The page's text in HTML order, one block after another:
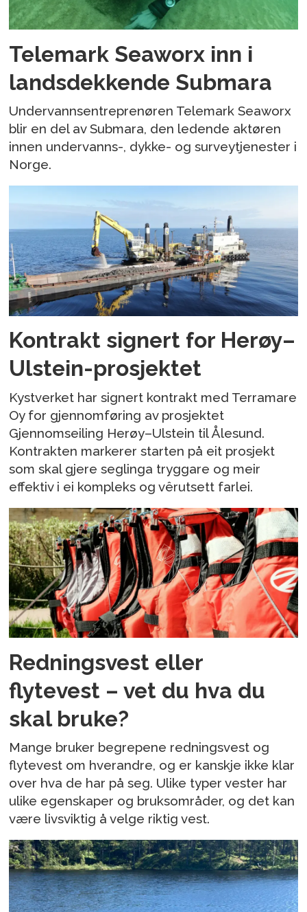
Telemark Seaworx inn i
landsdekkende Submara
Undervannsentreprenøren Telemark Seaworx
blir en del av Submara, den ledende aktøren
innen undervanns-, dykke- og surveytjenester i
Norge.
Kontrakt signert for Herøy–
Ulstein-prosjektet
Kystverket har signert kontrakt med Terramare
Oy for gjennomføring av prosjektet
Gjennomseiling Herøy–Ulstein til Ålesund.
Kontrakten markerer starten på eit prosjekt
som skal gjere seglinga tryggare og meir
effektiv i ei kompleks og vêrutsett farlei.
Redningsvest eller
flytevest – vet du hva du
skal bruke?
Mange bruker begrepene redningsvest og
flytevest om hverandre, og er kanskje ikke klar
over hva de har på seg. Ulike typer vester har
ulike egenskaper og bruksområder, og det kan
være livsviktig å velge riktig vest.